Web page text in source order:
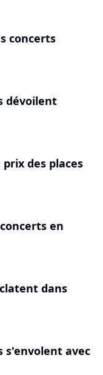
concerts
dévoilent
des places
en
dans
s'envolent avec